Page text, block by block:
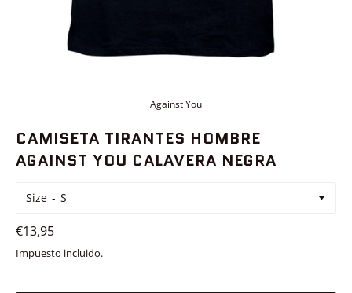
Against You
CAMISETA TIRANTES HOMBRE
AGAINST YOU CALAVERA NEGRA
Size
Precio
habitual
€13,95
Impuesto incluido.